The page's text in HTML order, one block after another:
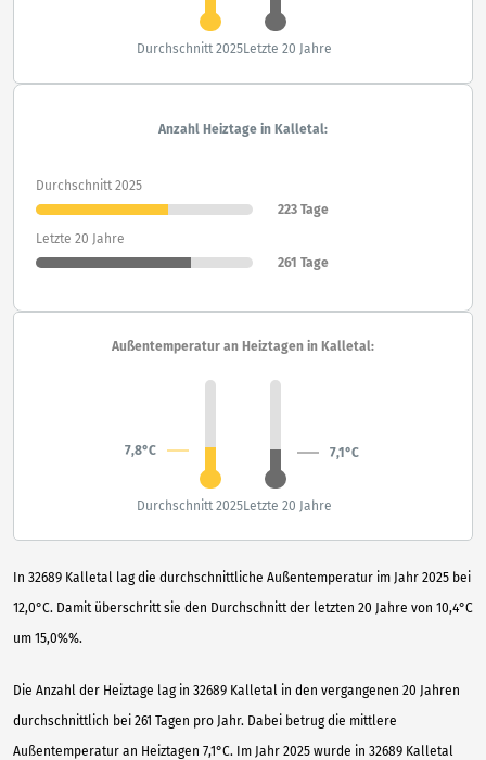
In 32689 Kalletal lag die durchschnittliche Außentemperatur im Jahr 2025 bei
12,0°C. Damit überschritt sie den Durchschnitt der letzten 20 Jahre von 10,4°C
um 15,0%%.
Die Anzahl der Heiztage lag in 32689 Kalletal in den vergangenen 20 Jahren
durchschnittlich bei 261 Tagen pro Jahr. Dabei betrug die mittlere
Außentemperatur an Heiztagen 7,1°C. Im Jahr 2025 wurde in 32689 Kalletal
Durchschnitt 2025Letzte 20 Jahre
Anzahl Heiztage in Kalletal:
Durchschnitt 2025
223 Tage
Letzte 20 Jahre
261 Tage
Außentemperatur an Heiztagen in Kalletal:
7,8°C 7,1°C
Durchschnitt 2025Letzte 20 Jahre